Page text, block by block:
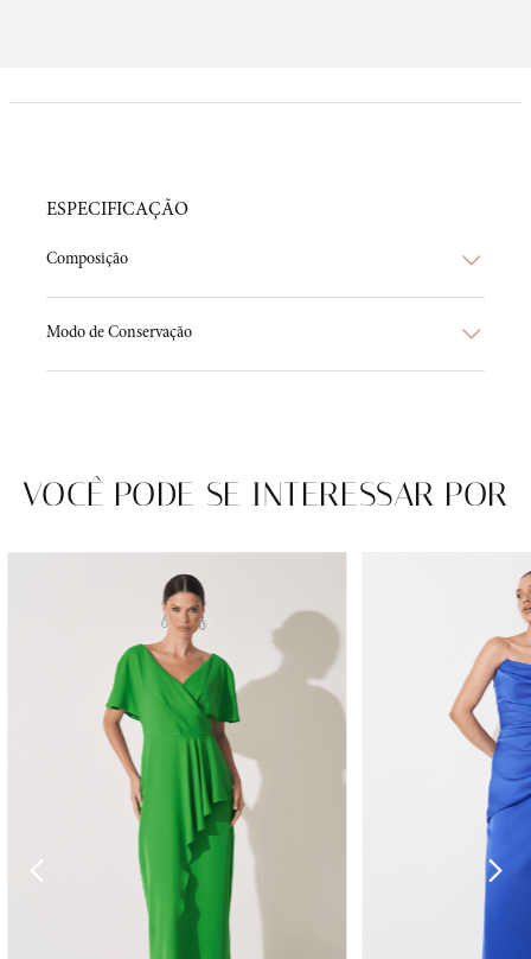
ESPECIFICAÇÃO
Composição
Modo de Conservação
VOCÊ PODE SE INTERESSAR POR